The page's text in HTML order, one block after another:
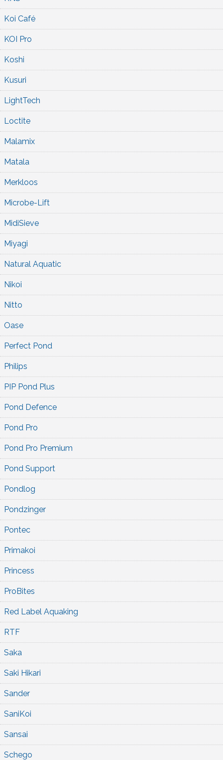
Koi Café
KOI Pro
Koshi
Kusuri
LightTech
Loctite
Malamix
Matala
Merkloos
Microbe-Lift
MidiSieve
Miyagi
Natural Aquatic
Nikoi
Nitto
Oase
Perfect Pond
Philips
PIP Pond Plus
Pond Defence
Pond Pro
Pond Pro Premium
Pond Support
Pondlog
Pondzinger
Pontec
Primakoi
Princess
ProBites
Red Label Aquaking
RTF
Saka
Saki Hikari
Sander
SaniKoi
Sansai
Schego